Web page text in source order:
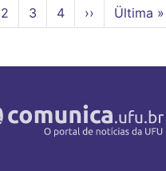
Page
2 Page
3 Page
4
Próxima
página
››
Última
página
Ültima »